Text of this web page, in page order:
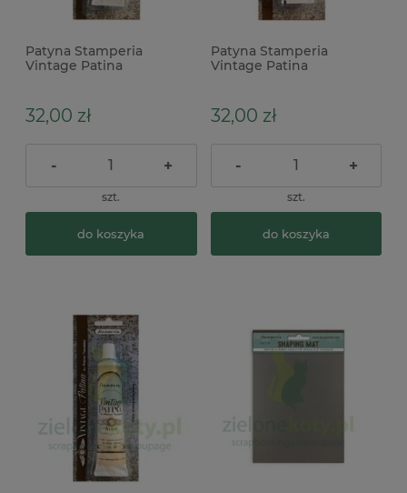
Patyna Stamperia
Vintage Patina
32,00 zł
- +
szt.
do koszyka
Patyna Stamperia
Vintage Patina
32,00 zł
- +
szt.
do koszyka